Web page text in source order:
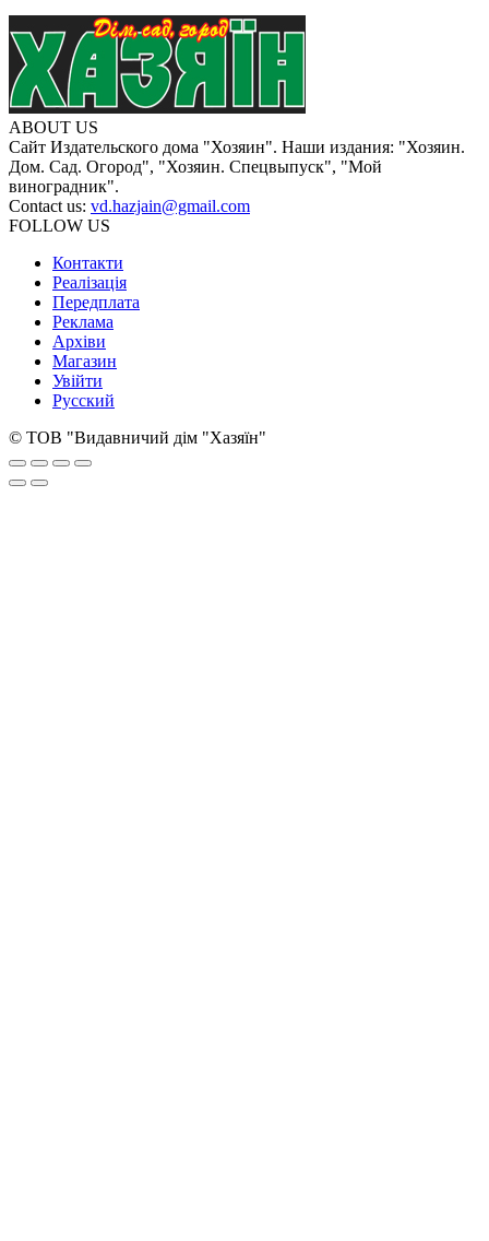
ABOUT US
Сайт Издательского дома "Хозяин". Наши издания: "Хозяин.
Дом. Сад. Огород", "Хозяин. Спецвыпуск", "Мой
виноградник".
Contact us: vd.hazjain@gmail.com
FOLLOW US
Контакти
Реалізація
Передплата
Реклама
Архіви
Магазин
Увійти
Русский
© ТОВ "Видавничий дім "Хазяїн"